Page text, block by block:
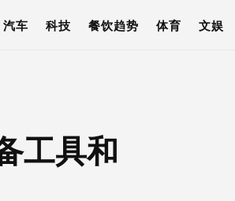
汽车 科技 餐饮趋势 体育 文娱
工具和